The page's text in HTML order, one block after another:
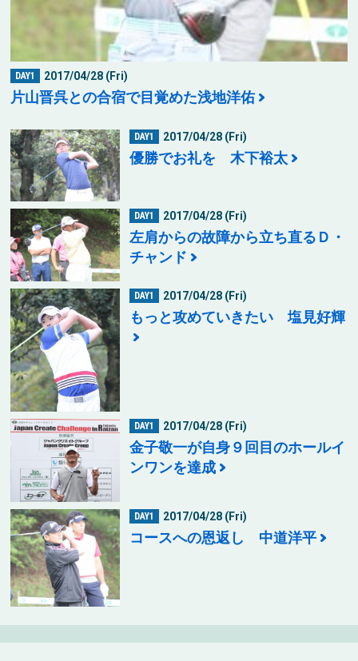
DAY1 2017/04/28 (Fri)
片山晋呉との合宿で目覚めた浅地洋佑
DAY1 2017/04/28 (Fri)
優勝でお礼を 木下裕太
DAY1 2017/04/28 (Fri)
左肩からの故障から立ち直るＤ・
チャンド
DAY1 2017/04/28 (Fri)
もっと攻めていきたい 塩見好輝
DAY1 2017/04/28 (Fri)
金子敬一が自身９回目のホールイ
ンワンを達成
DAY1 2017/04/28 (Fri)
コースへの恩返し 中道洋平